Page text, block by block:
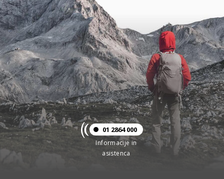
01 2864 000
Informacije in
asistenca